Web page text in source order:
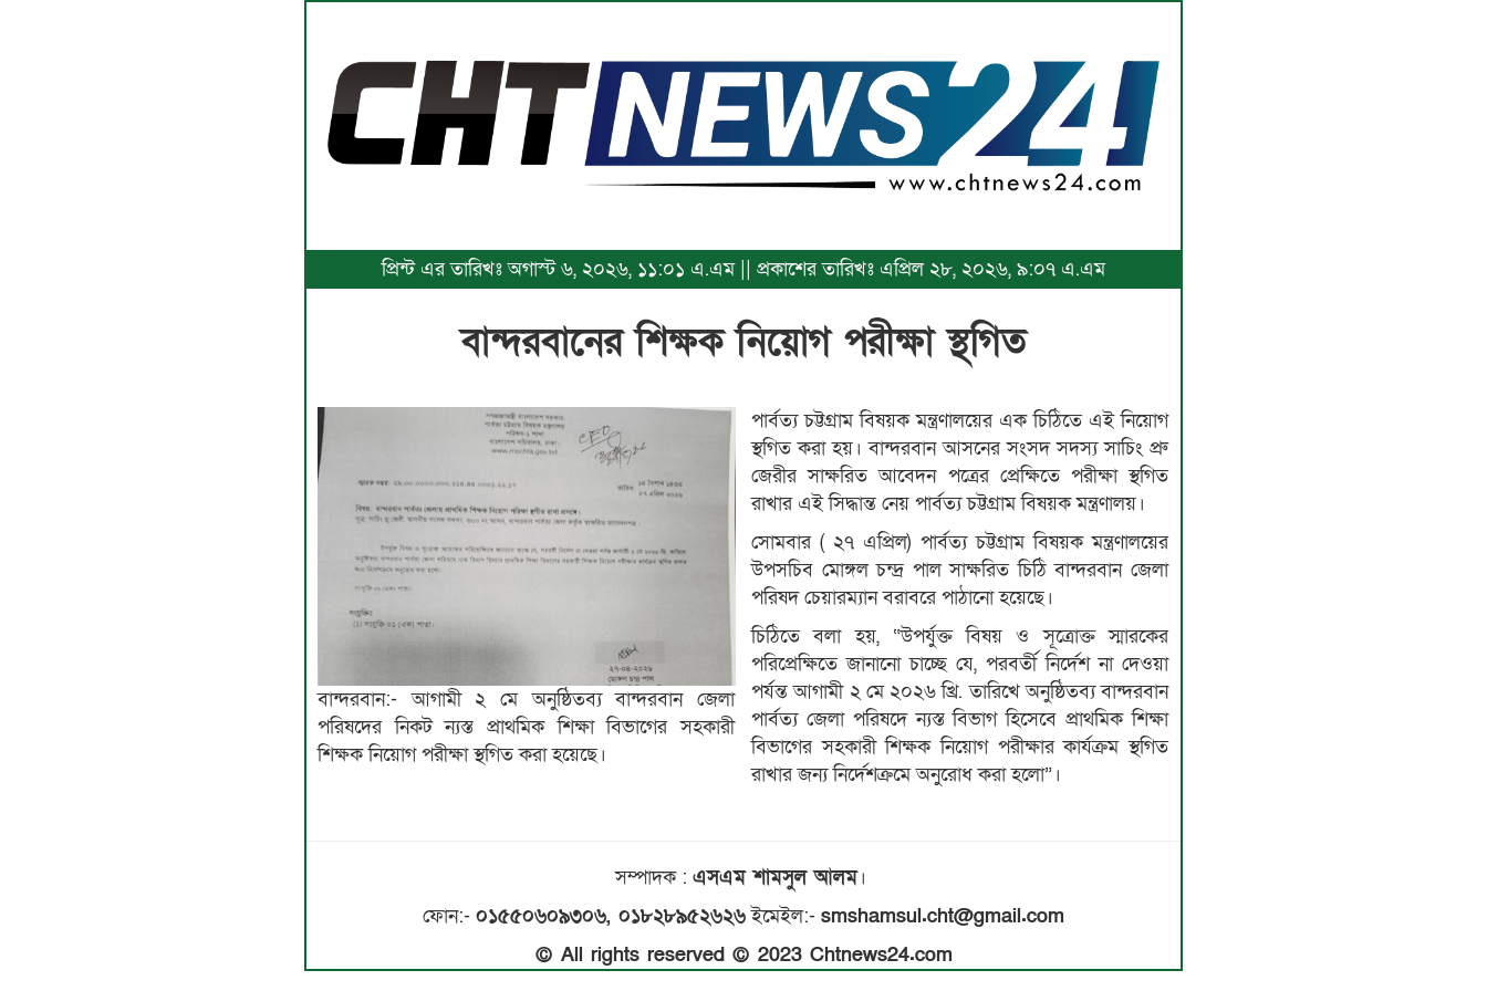
প্রিন্ট এর তারিখঃ অগাস্ট ৬, ২০২৬, ১১:০১ এ.এম || প্রকাশের তারিখঃ এপ্রিল ২৮, ২০২৬, ৯:০৭ এ.এম
বান্দরবানের শিক্ষক নিয়োগ পরীক্ষা স্থগিত
বান্দরবান:- আগামী ২ মে অনুষ্ঠিতব্য বান্দরবান জেলা
পরিষদের নিকট ন্যস্ত প্রাথমিক শিক্ষা বিভাগের সহকারী
শিক্ষক নিয়োগ পরীক্ষা স্থগিত করা হয়েছে।
পার্বত্য চট্টগ্রাম বিষয়ক মন্ত্রণালয়ের এক চিঠিতে এই নিয়োগ
স্থগিত করা হয়। বান্দরবান আসনের সংসদ সদস্য সাচিং প্রু
জেরীর সাক্ষরিত আবেদন পত্রের প্রেক্ষিতে পরীক্ষা স্থগিত
রাখার এই সিদ্ধান্ত নেয় পার্বত্য চট্টগ্রাম বিষয়ক মন্ত্রণালয়।
সোমবার ( ২৭ এপ্রিল) পার্বত্য চট্টগ্রাম বিষয়ক মন্ত্রণালয়ের
উপসচিব মোঙ্গল চন্দ্র পাল সাক্ষরিত চিঠি বান্দরবান জেলা
পরিষদ চেয়ারম্যান বরাবরে পাঠানো হয়েছে।
চিঠিতে বলা হয়, “উপর্যুক্ত বিষয় ও সূত্রোক্ত স্মারকের
পরিপ্রেক্ষিতে জানানো চাচ্ছে যে, পরবর্তী নির্দেশ না দেওয়া
পর্যন্ত আগামী ২ মে ২০২৬ খ্রি. তারিখে অনুষ্ঠিতব্য বান্দরবান
পার্বত্য জেলা পরিষদে ন্যস্ত বিভাগ হিসেবে প্রাথমিক শিক্ষা
বিভাগের সহকারী শিক্ষক নিয়োগ পরীক্ষার কার্যক্রম স্থগিত
রাখার জন্য নির্দেশক্রমে অনুরোধ করা হলো”।
সম্পাদক: এসএম শামসুল আলম।
ফোন:- ০১৫৫০৬০৯৩০৬, ০১৮২৮৯৫২৬২৬ইমেইল:- smshamsul.cht@gmail.com
© All rights reserved © 2023 Chtnews24.com